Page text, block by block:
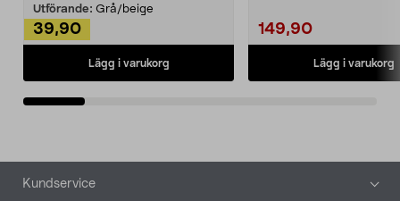
Utförande: Grå/beige
39,90
Lägg i varukorg
149,90
Lägg i varukorg
Sidfot
Kundservice